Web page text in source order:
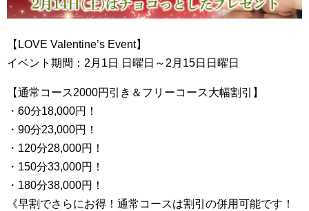
【LOVE Valentine’s Event】
イベント期間：2月1日 日曜日～2月15日日曜日
【通常コース2000円引き＆フリーコース大幅割引】
・60分18,000円！
・90分23,000円！
・120分28,000円！
・150分33,000円！
・180分38,000円！
《早割でさらにお得！通常コースは割引の併用可能です！